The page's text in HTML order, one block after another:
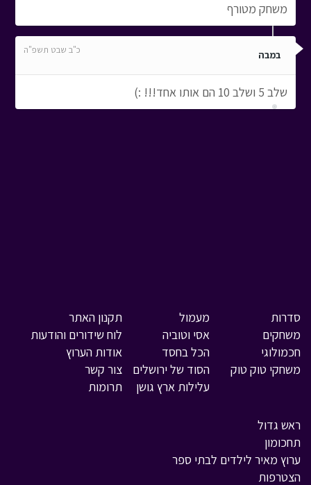
משחק מטורף
במבה כ"ב שבט תשפ"ה
שלב 5 ושלב 10 הם אותו אחד!!! :)
סדרות
משחקים
חכמולוגי
משחקי טוק טוק
מעמול
אסי וטוביה
הכל בחסד
הסוד של ירושלים
עלילות ארץ גושן
ראש גדול
תחכומון
ערוץ מאיר לילדים לבתי ספר
הצטרפות
תקנון האתר
לוח שידורים והודעות
אודות הערוץ
צור קשר
תרומות